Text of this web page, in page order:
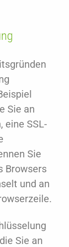
Sie an
eine SSL-
Sie
Browsers
und an
Sie an